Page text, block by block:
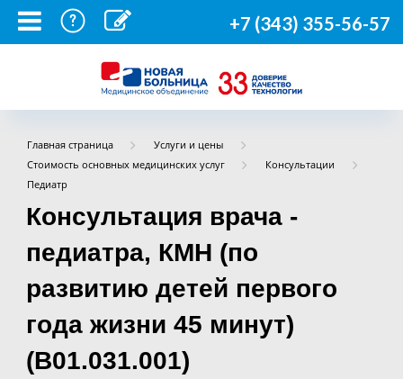
+7 (343) 355-56-57
Главная страница
Услуги и цены
Стоимость основных медицинских услуг
Консультации
Педиатр
Консультация врача -
педиатра, КМН (по
развитию детей первого
года жизни 45 минут)
(B01.031.001)